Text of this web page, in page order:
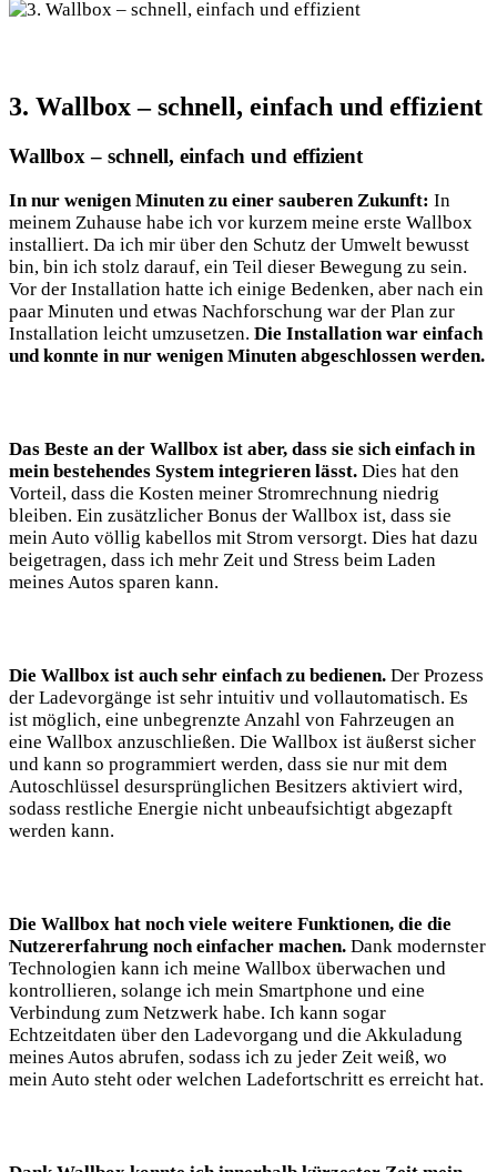
3. Wallbox – schnell, einfach und effizient
Wallbox – schnell, einfach und effizient
In nur wenigen Minuten zu einer sauberen Zukunft: In
meinem Zuhause habe ich vor kurzem meine erste Wallbox
installiert. Da ich mir über den Schutz der Umwelt bewusst
bin, bin ich stolz darauf, ein Teil dieser Bewegung zu sein.
Vor der Installation hatte ich einige Bedenken, aber nach ein
paar Minuten und etwas Nachforschung war der Plan zur
Installation leicht umzusetzen. Die Installation war einfach
und konnte in nur wenigen Minuten abgeschlossen werden.
Das Beste an der Wallbox ist aber, dass sie sich einfach in
mein bestehendes System integrieren lässt. Dies hat den
Vorteil, dass die Kosten meiner Stromrechnung niedrig
bleiben. Ein zusätzlicher Bonus der Wallbox ist, dass sie
mein Auto völlig kabellos mit Strom versorgt. Dies hat dazu
beigetragen, dass ich mehr Zeit und Stress beim Laden
meines Autos sparen kann.
Die Wallbox ist auch sehr einfach zu bedienen. Der Prozess
der Ladevorgänge ist sehr intuitiv und vollautomatisch. Es
ist möglich, eine unbegrenzte Anzahl von Fahrzeugen an
eine Wallbox anzuschließen. Die Wallbox ist äußerst sicher
und kann so programmiert werden, dass sie nur mit dem
Autoschlüssel desursprünglichen Besitzers aktiviert wird,
sodass restliche Energie nicht unbeaufsichtigt abgezapft
werden kann.
Die Wallbox hat noch viele weitere Funktionen, die die
Nutzererfahrung noch einfacher machen. Dank modernster
Technologien kann ich meine Wallbox überwachen und
kontrollieren, solange ich mein Smartphone und eine
Verbindung zum Netzwerk habe. Ich kann sogar
Echtzeitdaten über den Ladevorgang und die Akkuladung
meines Autos abrufen, sodass ich zu jeder Zeit weiß, wo
mein Auto steht oder welchen Ladefortschritt es erreicht hat.